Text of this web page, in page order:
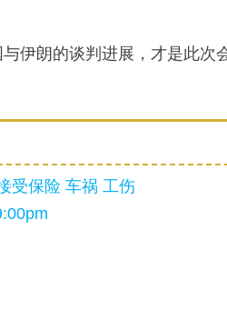
伊朗的谈判进展，才是此次
受保险 车祸 工伤